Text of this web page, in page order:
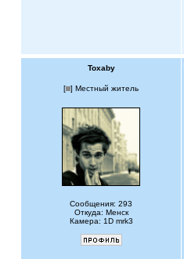
Toxaby
[ ] Местный житель
Сообщения: 293
Откуда: Менск
Камера: 1D mrk3